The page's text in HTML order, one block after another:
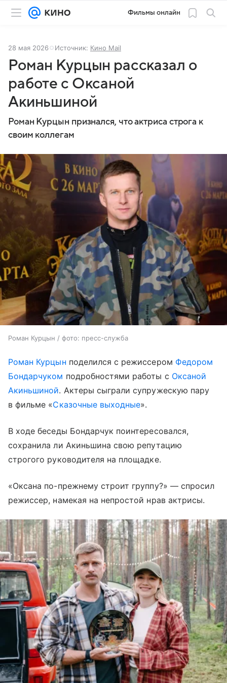
Фильмы онлайн
28 мая 2026 Источник: Кино Mail
Роман Курцын рассказал о
работе с Оксаной
Акиньшиной
Роман Курцын признался, что актриса строга к
своим коллегам
Роман Курцын / фото: пресс-служба
Роман Курцын поделился с режиссером Федором
Бондарчуком подробностями работы с Оксаной
Акиньшиной. Актеры сыграли супружескую пару
в фильме «Сказочные выходные».
В ходе беседы Бондарчук поинтересовался,
сохранила ли Акиньшина свою репутацию
строгого руководителя на площадке.
«Оксана по-прежнему строит группу?» — спросил
режиссер, намекая на непростой нрав актрисы.